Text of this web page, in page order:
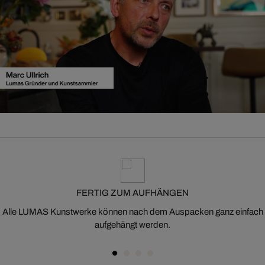
FERTIG ZUM AUFHÄNGEN
Alle LUMAS Kunstwerke können nach dem Auspacken ganz einfach
aufgehängt werden.